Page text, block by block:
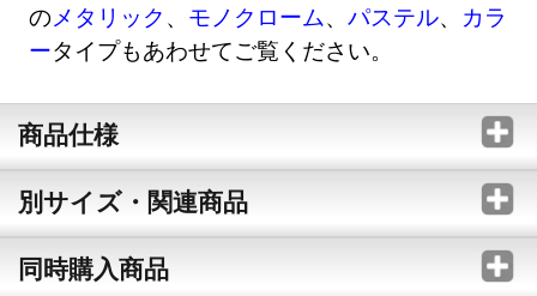
のメタリック 、 モノクローム、パステル、 カラ
ータイプもあわせてご覧ください。
商品仕様
別サイズ・関連商品
同時購入商品